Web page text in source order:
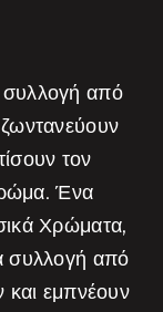
από
τον
Ένα
Χρώματα,
συλλογή από
και εμπνέουν